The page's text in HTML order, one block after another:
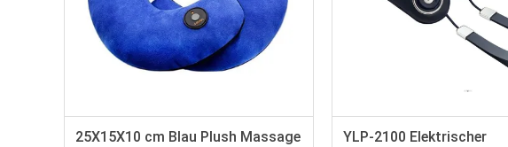
25X15X10 cm Blau Plush Massage
YLP-2100 Elektrischer
LCD-Bildschirm-Massagegerät Vibration 30 Geschwindigkeit Mini-Massage-Pistole für Ganzkörper-Relaxation